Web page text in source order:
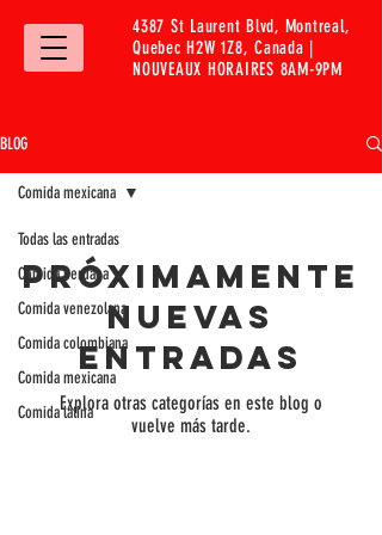
4387 St Laurent Blvd, Montreal,
Quebec H2W 1Z8, Canada |
NOUVEAUX HORAIRES 8AM-9PM
BLOG
Todas las entradas
Comida peruana
Comida venezolana
Comida colombiana
Comida mexicana
Comida latina
Comida mexicana
Próximamente
nuevas
entradas
Explora otras categorías en este blog o
vuelve más tarde.